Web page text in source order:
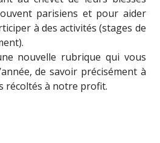
parisiens et pour aider
à des activités (stages de
nouvelle rubrique qui vous
de savoir précisément à
récoltés à notre profit.